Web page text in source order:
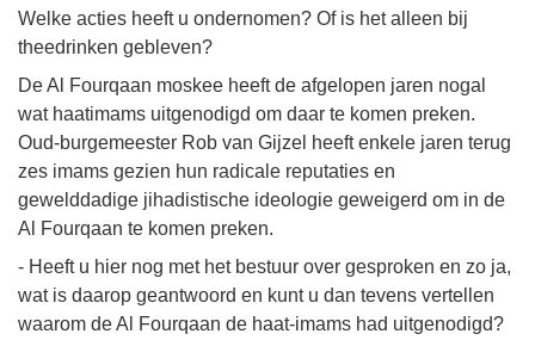
Welke acties heeft u ondernomen? Of is het alleen bij
theedrinken gebleven?
De Al Fourqaan moskee heeft de afgelopen jaren nogal
wat haatimams uitgenodigd om daar te komen preken.
Oud-burgemeester Rob van Gijzel heeft enkele jaren terug
zes imams gezien hun radicale reputaties en
gewelddadige jihadistische ideologie geweigerd om in de
Al Fourqaan te komen preken.
- Heeft u hier nog met het bestuur over gesproken en zo ja,
wat is daarop geantwoord en kunt u dan tevens vertellen
waarom de Al Fourqaan de haat-imams had uitgenodigd?